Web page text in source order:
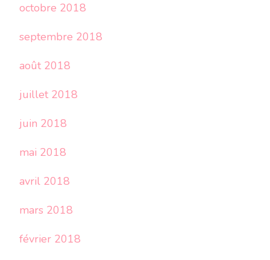
octobre 2018
septembre 2018
août 2018
juillet 2018
juin 2018
mai 2018
avril 2018
mars 2018
février 2018